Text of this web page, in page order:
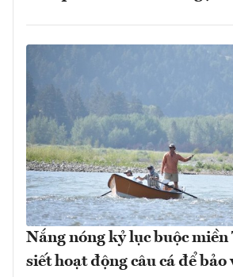
Nắng nóng kỷ lục buộc miền
siết hoạt động câu cá để bảo